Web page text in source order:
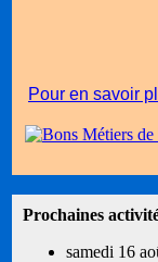
Pour en savoir
Prochaines
samedi 16